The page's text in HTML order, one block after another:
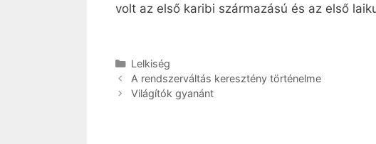
volt az első karibi származású és az első
Kategória
Lelkiség
A rendszerváltás keresztény történelme
Világítók gyanánt